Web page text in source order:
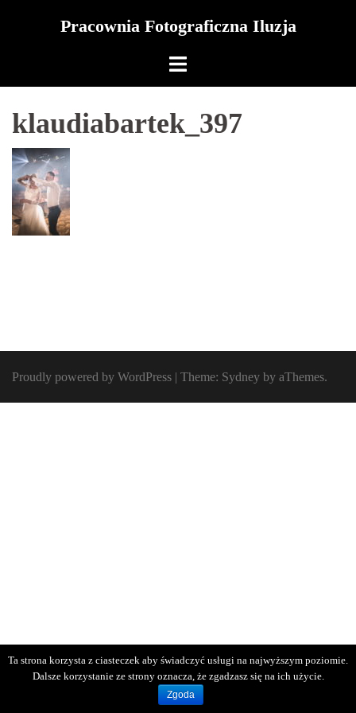
Pracownia Fotograficzna Iluzja
klaudiabartek_397
Proudly powered by WordPress | Theme: Sydney by aThemes.
Ta strona korzysta z ciasteczek aby świadczyć usługi na najwyższym poziomie.
Dalsze korzystanie ze strony oznacza, że zgadzasz się na ich użycie.
Zgoda